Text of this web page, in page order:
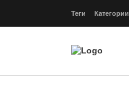
Теги Категории